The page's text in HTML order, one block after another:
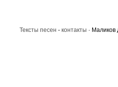
Тексты песен - контакты · Маликов